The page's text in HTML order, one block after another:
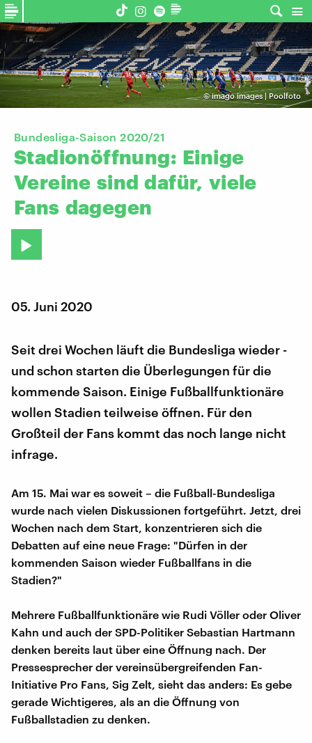
©imago images | Poolfoto
Bundesliga-Saison 2020/21
Stadionöffnung: Einige
Vereine sind dafür, viele
Fans dagegen
05. Juni 2020
Seit drei Wochen läuft die Bundesliga wieder -
und schon starten die Überlegungen für die
kommende Saison. Einige Fußballfunktionäre
wollen Stadien teilweise öffnen. Für den
Großteil der Fans kommt das noch lange nicht
infrage.
Am 15. Mai war es soweit – die Fußball-Bundesliga
wurde nach vielen Diskussionen fortgeführt. Jetzt, drei
Wochen nach dem Start, konzentrieren sich die
Debatten auf eine neue Frage: "Dürfen in der
kommenden Saison wieder Fußballfans in die
Stadien?"
Mehrere Fußballfunktionäre wie Rudi Völler oder Oliver
Kahn und auch der SPD-Politiker Sebastian Hartmann
denken bereits laut über eine Öffnung nach. Der
Pressesprecher der vereinsübergreifenden Fan-
Initiative Pro Fans, Sig Zelt, sieht das anders: Es gebe
gerade Wichtigeres, als an die Öffnung von
Fußballstadien zu denken.